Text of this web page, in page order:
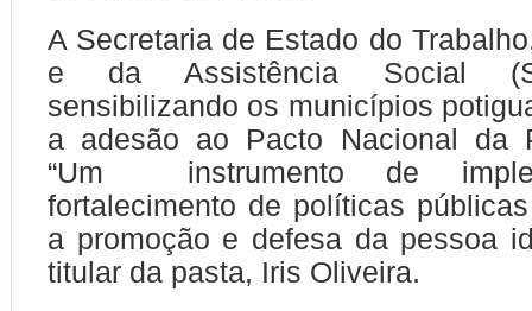
A Secretaria de Estado do
e da Assistência Social
sensibilizando os municípios
a adesão ao Pacto Nacional da
“Um instrumento de
fortalecimento de políticas
a promoção e defesa da pessoa
titular da pasta, Iris Oliveira.